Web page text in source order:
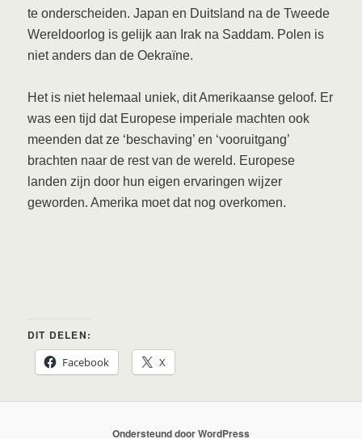
te onderscheiden. Japan en Duitsland na de Tweede
Wereldoorlog is gelijk aan Irak na Saddam. Polen is
niet anders dan de Oekraïne.
Het is niet helemaal uniek, dit Amerikaanse geloof. Er
was een tijd dat Europese imperiale machten ook
meenden dat ze ‘beschaving’ en ‘vooruitgang’
brachten naar de rest van de wereld. Europese
landen zijn door hun eigen ervaringen wijzer
geworden. Amerika moet dat nog overkomen.
DIT DELEN:
Facebook
X
Ondersteund door WordPress